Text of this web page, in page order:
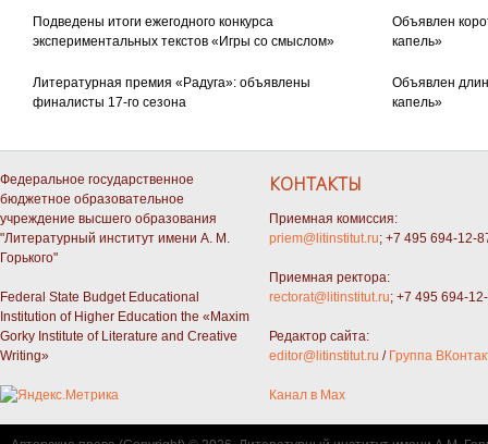
Подведены итоги ежегодного конкурса
экспериментальных текстов «Игры со смыслом»
Объявлен
капель»
Литературная премия «Радуга»: объявлены
финалисты 17-го сезона
Объявлен
капель»
Федеральное государственное
бюджетное образовательное
учреждение высшего образования
"Литературный институт имени А. М.
Горького"
Federal State Budget Educational
Institution of Higher Education the «Maxim
Gorky Institute of Literature and Creative
Writing»
КОНТАКТЫ
Приемная комиссия:
priem@litinstitut.ru; +7 495 694-12-
Приемная ректора:
rectorat@litinstitut.ru; +7 495 694-
Редактор сайта:
editor@litinstitut.ru / Группа
Канал в Max